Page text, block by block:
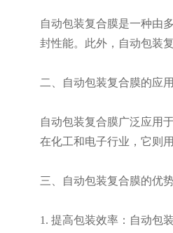
自动包装复合膜是一种由
封性能。此外，自动包装
二、自动包装复合膜的应
自动包装复合膜广泛应用
在化工和电子行业，它则
三、自动包装复合膜的优
1. 提高包装效率：自动包